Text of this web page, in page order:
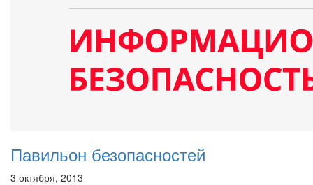
Павильон безопасностей
3 октября, 2013